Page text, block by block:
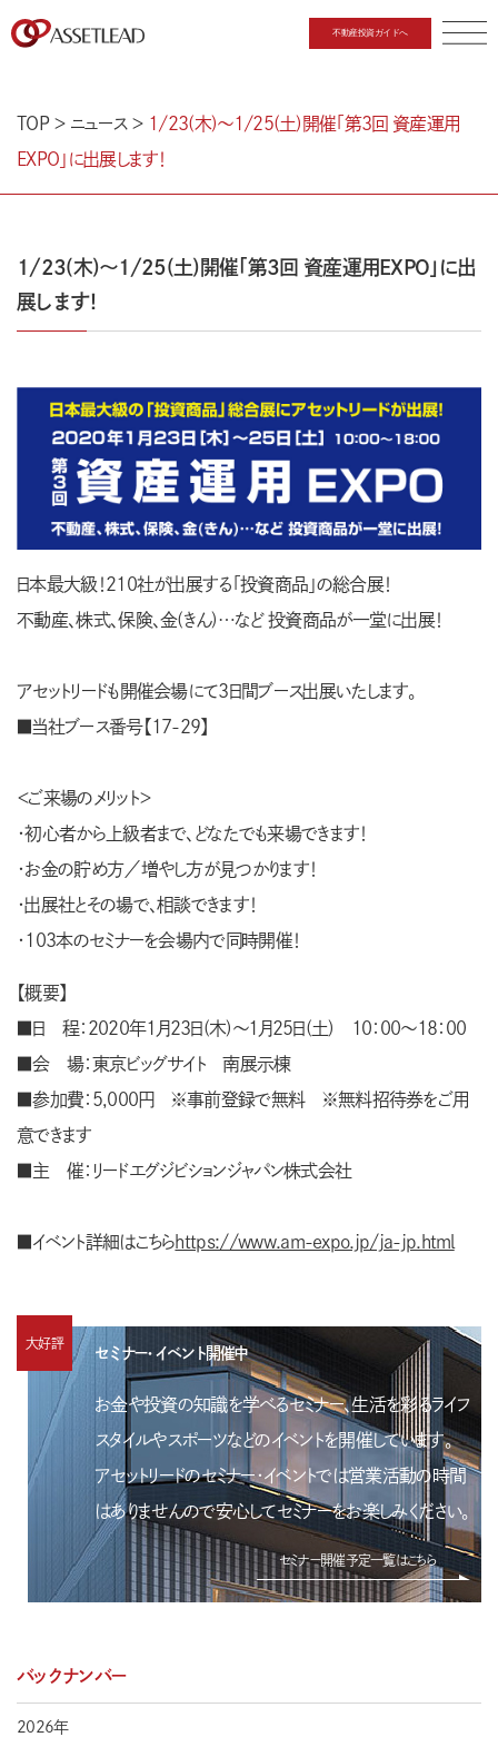
不動産投資ガイドへ
TOP＞ ニュース ＞ 1/23(木)～1/25(土)開催「第3回 資産運用
EXPO」に出展します！
1/23(木)～1/25(土)開催「第3回 資産運用EXPO」に出
展します！
日本最大級！210社が出展する「投資商品」の総合展！
不動産、株式、保険、金(きん)…など 投資商品が一堂に出展！
アセットリードも開催会場にて3日間ブース出展いたします。
■当社ブース番号【17-29】
＜ご来場のメリット＞
・初心者から上級者まで、どなたでも来場できます！
・お金の貯め方／増やし方が見つかります！
・出展社とその場で、相談できます！
・103本のセミナーを会場内で同時開催！
【概要】
■日 程：2020年1月23日(木)～1月25日(土) 10：00～18：00
■会 場：東京ビッグサイト 南展示棟
■参加費：5,000円 ※事前登録で無料 ※無料招待券をご用
意できます
■主 催：リードエグジビションジャパン株式会社
■イベント詳細はこちらhttps://www.am-expo.jp/ja-jp.html
大好評
セミナー・イベント開催中
お金や投資の知識を学べるセミナー、生活を彩るライフ
スタイルやスポーツなどのイベントを開催しています。
アセットリードのセミナー・イベントでは営業活動の時間
はありませんので安心してセミナーをお楽しみください。
セミナー開催予定一覧はこちら
バックナンバー
2026年